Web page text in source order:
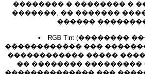
�������� � �������� �
�������, �� �������
������
RGB Tint (��������
������������ ���
������������ �����
�� �������� ���������